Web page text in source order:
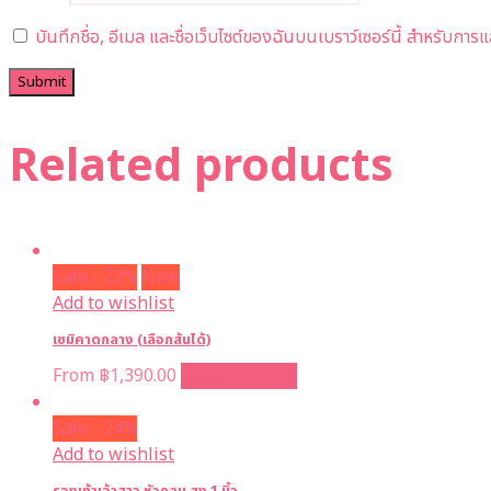
บันทึกชื่อ, อีเมล และชื่อเว็บไซต์ของฉันบนเบราว์เซอร์นี้ สำหรับการ
Related products
Sale - 22% New
Add to wishlist
เซมิคาดกลาง (เลือกส้นได้)
From ฿1,390.00
Sale - 24%
Add to wishlist